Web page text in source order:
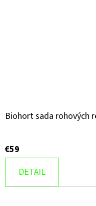
Biohort sada rohových
€59
DETAIL